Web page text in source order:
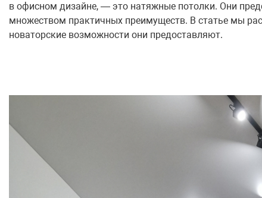
в офисном дизайне, — это натяжные потолки. Они
множеством практичных преимуществ. В статье мы
новаторские возможности они предоставляют.